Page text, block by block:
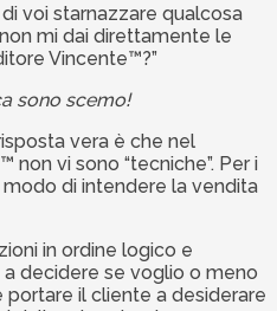
voi starnazzare qualcosa
mi dai direttamente le
Vincente™?”
sono scemo!
vera è che nel
vi sono “tecniche”. Per i
di intendere la vendita
in ordine logico e
decidere se voglio o meno
il cliente a desiderare